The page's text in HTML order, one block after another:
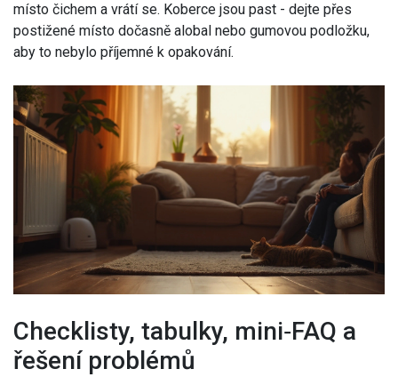
místo čichem a vrátí se. Koberce jsou past - dejte přes
postižené místo dočasně alobal nebo gumovou podložku,
aby to nebylo příjemné k opakování.
Checklisty, tabulky, mini‑FAQ a
řešení problémů